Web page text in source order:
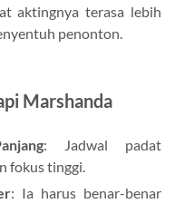
aktingnya terasa lebih
penonton.
Marshanda
: Jadwal padat
fokus tinggi.
: Ia harus benar-benar